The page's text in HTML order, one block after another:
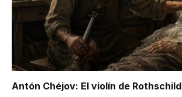
Antón Chéjov: El violín de Rothschild